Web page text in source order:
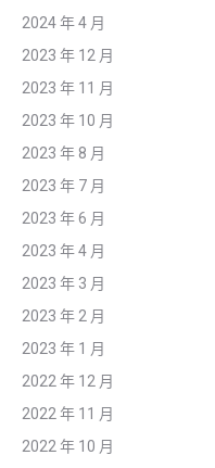
2024 年 4 月
2023 年 12 月
2023 年 11 月
2023 年 10 月
2023 年 8 月
2023 年 7 月
2023 年 6 月
2023 年 4 月
2023 年 3 月
2023 年 2 月
2023 年 1 月
2022 年 12 月
2022 年 11 月
2022 年 10 月